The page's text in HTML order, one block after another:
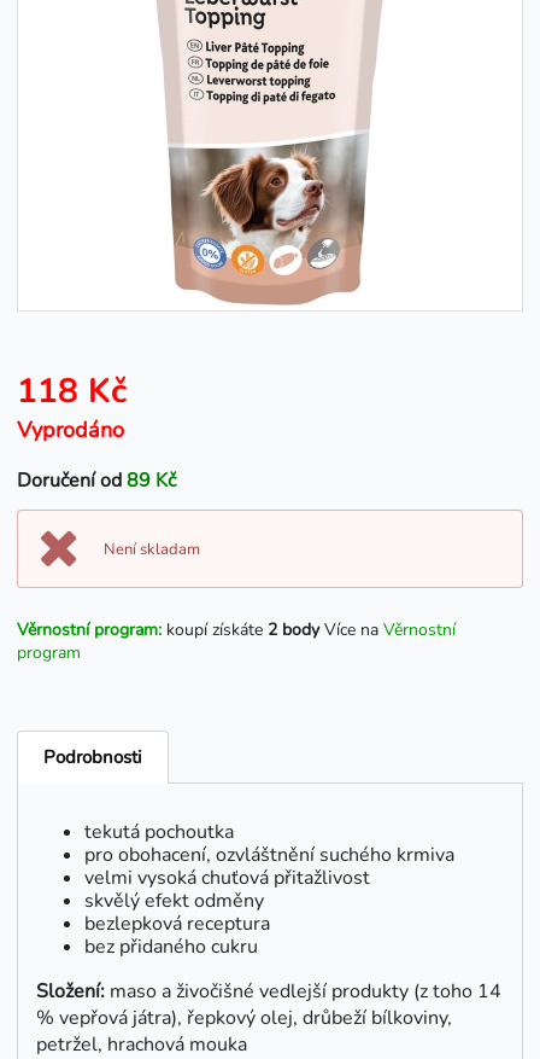
118 Kč
Vyprodáno
Doručení od89 Kč
Není skladam
Věrnostní program: koupí získáte 2 bodyVíce na Věrnostní
program
Podrobnosti
tekutá pochoutka
pro obohacení, ozvláštnění suchého krmiva
velmi vysoká chuťová přitažlivost
skvělý efekt odměny
bezlepková receptura
bez přidaného cukru
Složení: maso a živočišné vedlejší produkty (z toho 14
% vepřová játra), řepkový olej, drůbeží bílkoviny,
petržel, hrachová mouka